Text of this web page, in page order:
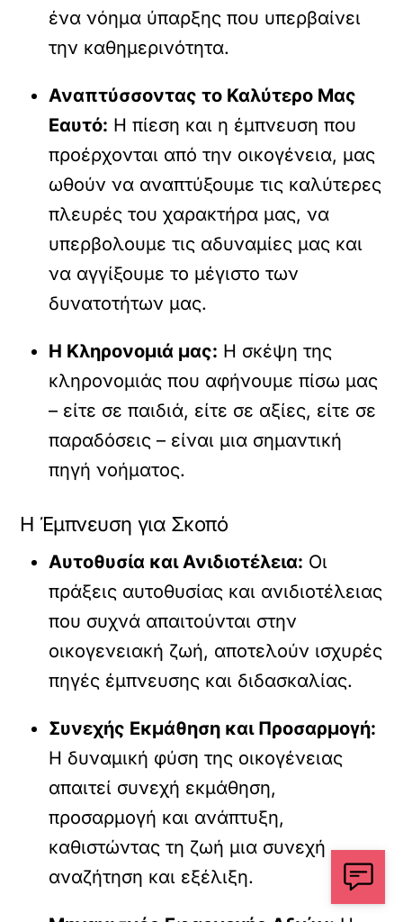
ένα νόημα ύπαρξης που υπερβαίνει
την καθημερινότητα.
Αναπτύσσοντας το Καλύτερο Μας
Εαυτό: Η πίεση και η έμπνευση που
προέρχονται από την οικογένεια, μας
ωθούν να αναπτύξουμε τις καλύτερες
πλευρές του χαρακτήρα μας, να
υπερβολουμε τις αδυναμίες μας και
να αγγίξουμε το μέγιστο των
δυνατοτήτων μας.
Η Κληρονομιά μας: Η σκέψη της
κληρονομιάς που αφήνουμε πίσω μας
– είτε σε παιδιά, είτε σε αξίες, είτε σε
παραδόσεις – είναι μια σημαντική
πηγή νοήματος.
Η Έμπνευση για Σκοπό
Αυτοθυσία και Ανιδιοτέλεια: Οι
πράξεις αυτοθυσίας και ανιδιοτέλειας
που συχνά απαιτούνται στην
οικογενειακή ζωή, αποτελούν ισχυρές
πηγές έμπνευσης και διδασκαλίας.
Συνεχής Εκμάθηση και Προσαρμογή:
Η δυναμική φύση της οικογένειας
απαιτεί συνεχή εκμάθηση,
προσαρμογή και ανάπτυξη,
καθιστώντας τη ζωή μια συνεχή
αναζήτηση και εξέλιξη.